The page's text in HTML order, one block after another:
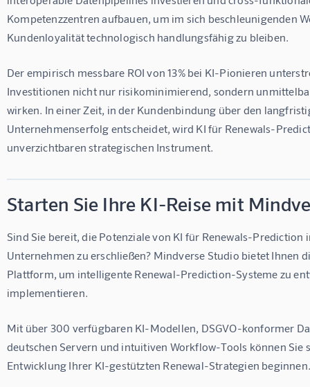
Kompetenzzentren aufbauen, um im sich beschleunigenden
Kundenloyalität technologisch handlungsfähig zu bleiben.
Der empirisch messbare ROI von 13% bei KI-Pionieren
Investitionen nicht nur risikominimierend, sondern
wirken. In einer Zeit, in der Kundenbindung über den
Unternehmenserfolg entscheidet, wird KI für Renewals-
unverzichtbaren strategischen Instrument.
Starten Sie Ihre KI-Reise mit
Sind Sie bereit, die Potenziale von KI für Renewals-Prediction
Unternehmen zu erschließen? Mindverse Studio bietet Ihnen
Plattform, um intelligente Renewal-Prediction-Systeme zu
implementieren.
Mit über 300 verfügbaren KI-Modellen, DSGVO-konformer
deutschen Servern und intuitiven Workflow-Tools können
Entwicklung Ihrer KI-gestützten Renewal-Strategien